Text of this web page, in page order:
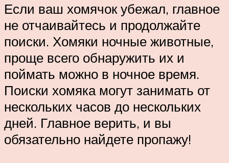
Если ваш хомячок убежал, главное
не отчаивайтесь и продолжайте
поиски. Хомяки ночные животные,
проще всего обнаружить их и
поймать можно в ночное время.
Поиски хомяка могут занимать от
нескольких часов до нескольких
дней. Главное верить, и вы
обязательно найдете пропажу!